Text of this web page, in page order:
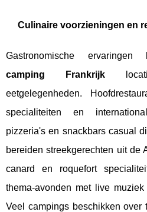
Culinaire voorzieningen en
Gastronomische ervaringen
camping Frankrijk
eetgelegenheden.
specialiteiten en
pizzeria's en snackbars casual
bereiden streekgerechten uit de
canard en roquefort
thema-avonden met live
Veel campings beschikken over